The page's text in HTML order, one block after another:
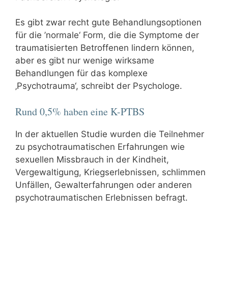
Es gibt zwar recht gute Behandlungsoptionen
für die ’normale‘ Form, die die Symptome der
traumatisierten Betroffenen lindern können,
aber es gibt nur wenige wirksame
Behandlungen für das komplexe
‚Psychotrauma‘, schreibt der Psychologe.
Rund 0,5% haben eine K-PTBS
In der aktuellen Studie wurden die Teilnehmer
zu psychotraumatischen Erfahrungen wie
sexuellen Missbrauch in der Kindheit,
Vergewaltigung, Kriegserlebnissen, schlimmen
Unfällen, Gewalterfahrungen oder anderen
psychotraumatischen Erlebnissen befragt.